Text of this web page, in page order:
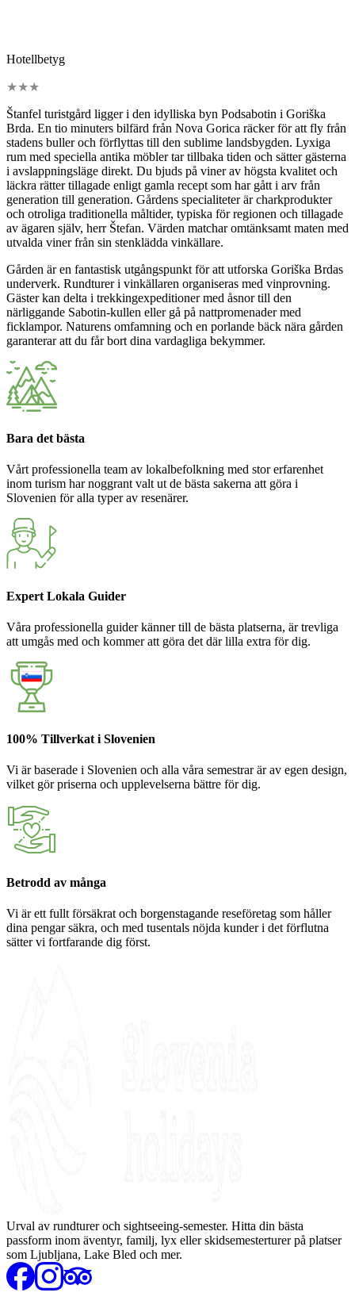
Hotellbetyg
★★★
Štanfel turistgård ligger i den idylliska byn Podsabotin i Goriška
Brda. En tio minuters bilfärd från Nova Gorica räcker för att fly från
stadens buller och förflyttas till den sublime landsbygden. Lyxiga
rum med speciella antika möbler tar tillbaka tiden och sätter gästerna
i avslappningsläge direkt. Du bjuds på viner av högsta kvalitet och
läckra rätter tillagade enligt gamla recept som har gått i arv från
generation till generation. Gårdens specialiteter är charkprodukter
och otroliga traditionella måltider, typiska för regionen och tillagade
av ägaren själv, herr Štefan. Värden matchar omtänksamt maten med
utvalda viner från sin stenklädda vinkällare.
Gården är en fantastisk utgångspunkt för att utforska Goriška Brdas
underverk. Rundturer i vinkällaren organiseras med vinprovning.
Gäster kan delta i trekkingexpeditioner med åsnor till den
närliggande Sabotin-kullen eller gå på nattpromenader med
ficklampor. Naturens omfamning och en porlande bäck nära gården
garanterar att du får bort dina vardagliga bekymmer.
Bara det bästa
Vårt professionella team av lokalbefolkning med stor erfarenhet
inom turism har noggrant valt ut de bästa sakerna att göra i
Slovenien för alla typer av resenärer.
Expert Lokala Guider
Våra professionella guider känner till de bästa platserna, är trevliga
att umgås med och kommer att göra det där lilla extra för dig.
100% Tillverkat i Slovenien
Vi är baserade i Slovenien och alla våra semestrar är av egen design,
vilket gör priserna och upplevelserna bättre för dig.
Betrodd av många
Vi är ett fullt försäkrat och borgenstagande reseföretag som håller
dina pengar säkra, och med tusentals nöjda kunder i det förflutna
sätter vi fortfarande dig först.
Urval av rundturer och sightseeing-semester. Hitta din bästa
passform inom äventyr, familj, lyx eller skidsemesterturer på platser
som Ljubljana, Lake Bled och mer.